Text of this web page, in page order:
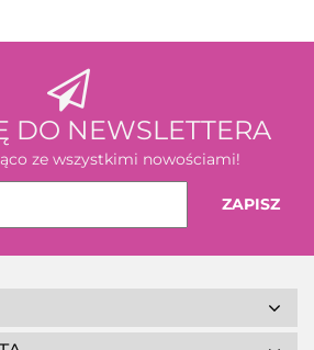
DO NEWSLETTERA
ze wszystkimi nowościami!